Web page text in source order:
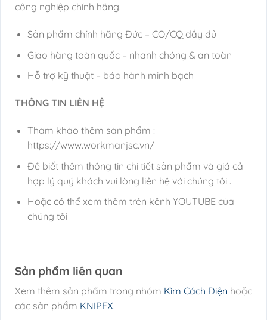
công nghiệp chính hãng.
Sản phẩm chính hãng Đức – CO/CQ đầy đủ
Giao hàng toàn quốc – nhanh chóng & an toàn
Hỗ trợ kỹ thuật – bảo hành minh bạch
THÔNG TIN LIÊN HỆ
Tham khảo thêm sản phẩm :
https://www.workmanjsc.vn/
Để biết thêm thông tin chi tiết sản phẩm và giá cả
hợp lý quý khách vui lòng liên hệ với chúng tôi .
Hoặc có thể xem thêm trên kênh YOUTUBE của
chúng tôi
Sản phẩm liên quan
Xem thêm sản phẩm trong nhóm Kìm Cách Điện hoặc
các sản phẩm KNIPEX.